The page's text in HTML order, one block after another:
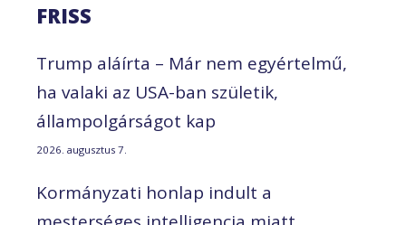
FRISS
Trump aláírta – Már nem egyértelmű,
ha valaki az USA-ban születik,
állampolgárságot kap
2026. augusztus 7.
Kormányzati honlap indult a